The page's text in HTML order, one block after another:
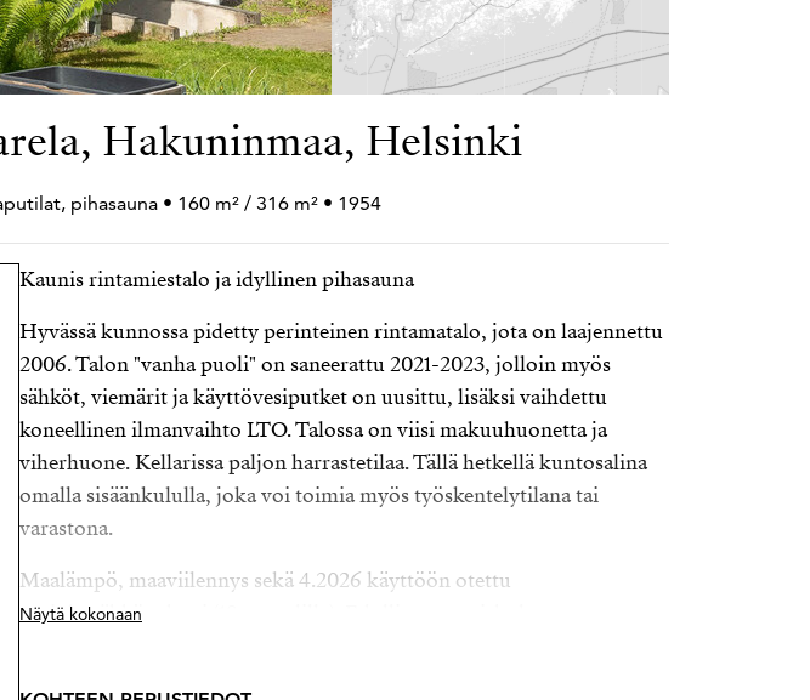
Hakuninmaa, Helsinki
pihasauna • 160 m² / 316 m² • 1954
Kaunis rintamiestalo ja idyllinen pihasauna
Hyvässä kunnossa pidetty perinteinen rintamatalo, jota on laajennettu
2006. Talon "vanha puoli" on saneerattu 2021-2023, jolloin myös
sähköt, viemärit ja käyttövesiputket on uusittu, lisäksi vaihdettu
koneellinen ilmanvaihto LTO. Talossa on viisi makuuhuonetta ja
viherhuone. Kellarissa paljon harrastetilaa. Tällä hetkellä kuntosalina
omalla sisäänkululla, joka voi toimia myös työskentelytilana tai
varastona.
Maalämpö, maaviilennys sekä 4.2026 käyttöön otettu
aurinkosähköpaketti (18 paneelilla). Edulliset asumiskulut.
Näytä kokonaan